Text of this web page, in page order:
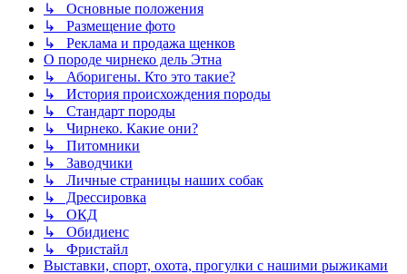
↳ Основные положения
↳ Размещение фото
↳ Реклама и продажа щенков
О породе чирнеко дель Этна
↳ Аборигены. Кто это такие?
↳ История происхождения породы
↳ Стандарт породы
↳ Чирнеко. Какие они?
↳ Питомники
↳ Заводчики
↳ Личные страницы наших собак
↳ Дрессировка
↳ ОКД
↳ Обидиенс
↳ Фристайл
Выставки, спорт, охота, прогулки с нашими рыжиками